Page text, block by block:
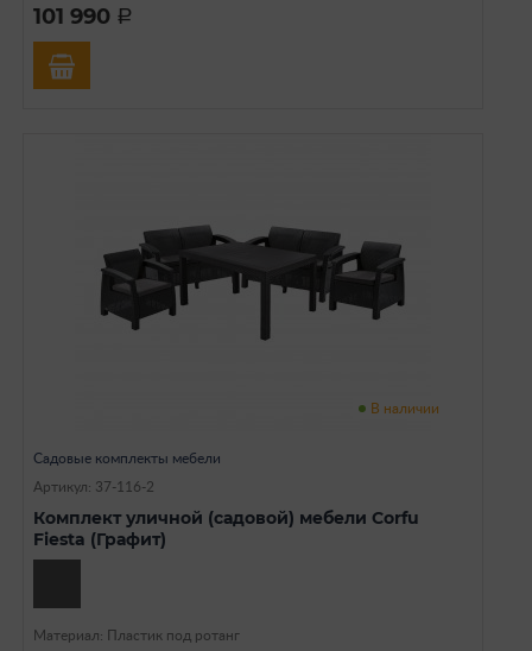
101 990 a
В наличии
Садовые комплекты мебели
Артикул: 37-116-2
Комплект уличной (садовой) мебели Corfu
Fiesta (Графит)
Материал: Пластик под ротанг